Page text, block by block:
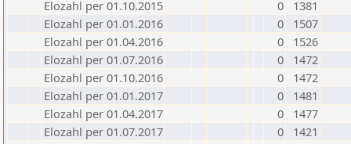
Elozahl per 01.10.2015
0
1381
Elozahl per 01.01.2016
0
1507
Elozahl per 01.04.2016
0
1526
Elozahl per 01.07.2016
0
1472
Elozahl per 01.10.2016
0
1472
Elozahl per 01.01.2017
0
1481
Elozahl per 01.04.2017
0
1477
Elozahl per 01.07.2017
0
1421